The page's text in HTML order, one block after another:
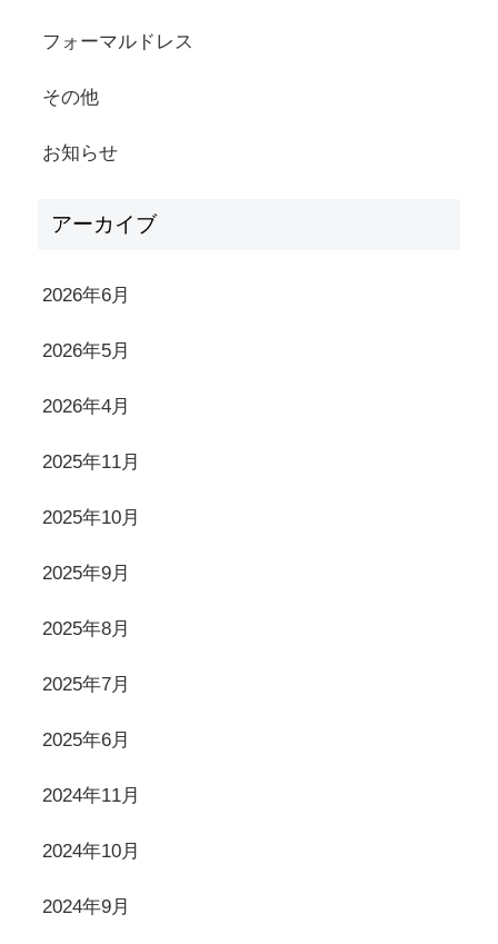
フォーマルドレス
その他
お知らせ
アーカイブ
2026年6月
2026年5月
2026年4月
2025年11月
2025年10月
2025年9月
2025年8月
2025年7月
2025年6月
2024年11月
2024年10月
2024年9月